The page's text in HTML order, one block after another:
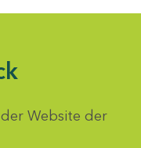
Website der